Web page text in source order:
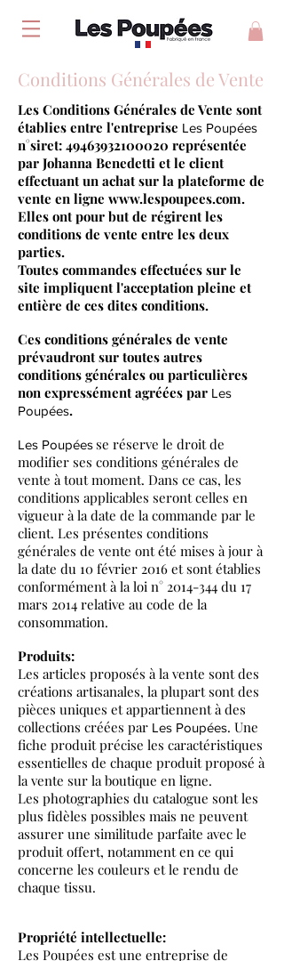
Conditions Générales de Vente
Les Conditions Générales de Vente sont
établies entre l'entreprise Les Poupées
n°siret: 49463932100020 représentée
par Johanna Benedetti et le client
effectuant un achat sur la plateforme de
vente en ligne www.lespoupees.com.
Elles ont pour but de régirent les
conditions de vente entre les deux
parties.
Toutes commandes effectuées sur le
site impliquent l'acceptation pleine et
entière de ces dites conditions.
Ces conditions générales de vente
prévaudront sur toutes autres
conditions générales ou particulières
non expressément agréées par Les
Poupées.
Les Poupéesse réserve le droit de
modifier ses conditions générales de
vente à tout moment. Dans ce cas, les
conditions applicables seront celles en
vigueur à la date de la commande par le
client. Les présentes conditions
générales de vente ont été mises à jour à
la date du 10 février 2016 et sont établies
conformément à la loi n° 2014-344 du 17
mars 2014 relative au code de la
consommation.
Produits:
Les articles proposés à la vente sont des
créations artisanales, la plupart sont des
pièces uniques et appartiennent à des
collections créées par Les Poupées. Une
fiche produit précise les caractéristiques
essentielles de chaque produit proposé à
la vente sur la boutique en ligne.
Les photographies du catalogue sont les
plus fidèles possibles mais ne peuvent
assurer une similitude parfaite avec le
produit offert, notamment en ce qui
concerne les couleurs et le rendu de
chaque tissu.
Propriété intellectuelle:
Les Poupées est une entreprise de